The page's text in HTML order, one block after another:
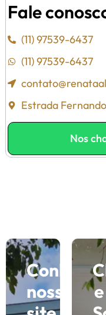
Fale
(11) 97539-6437
(11) 97539-6437
Estrada
Nos
Conheça
nosso
e